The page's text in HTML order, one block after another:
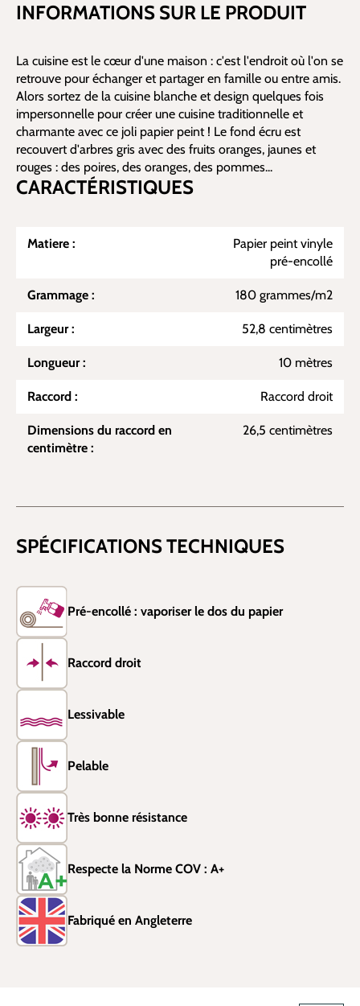
INFORMATIONS SUR LE PRODUIT
La cuisine est le cœur d'une maison : c'est l'endroit où l'on se
retrouve pour échanger et partager en famille ou entre amis.
Alors sortez de la cuisine blanche et design quelques fois
impersonnelle pour créer une cuisine traditionnelle et
charmante avec ce joli papier peint ! Le fond écru est
recouvert d'arbres gris avec des fruits oranges, jaunes et
rouges : des poires, des oranges, des pommes...
CARACTÉRISTIQUES
Matiere :
Papier peint vinyle
pré-encollé
Grammage : 180 grammes/m2
Largeur : 52,8 centimètres
Longueur : 10 mètres
Raccord : Raccord droit
Dimensions du raccord en
centimètre :
26,5 centimètres
SPÉCIFICATIONS TECHNIQUES
Pré-encollé : vaporiser le dos du papier
Raccord droit
Lessivable
Pelable
Très bonne résistance
Respecte la Norme COV : A+
Fabriqué en Angleterre